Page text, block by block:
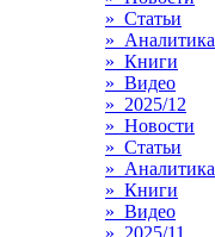
» Статьи
» Аналитика
» Книги
» Видео
» 2025/12
» Новости
» Статьи
» Аналитика
» Книги
» Видео
» 2025/11